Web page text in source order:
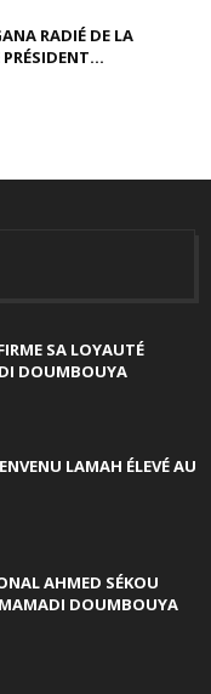
RADIÉ DE LA
SA LOYAUTÉ
DOUMBOUYA
LAMAH ÉLEVÉ AU
AHMED SÉKOU
MAMADI DOUMBOUYA